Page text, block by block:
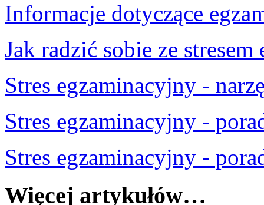
Informacje dotyczące
Jak radzić sobie ze stresem
Stres egzaminacyjny -
Stres egzaminacyjny -
Stres egzaminacyjny -
Więcej artykułów…